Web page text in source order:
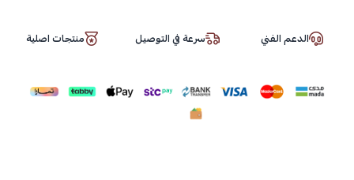
الدعم الفني سرعة في التوصيل منتجات اصلية